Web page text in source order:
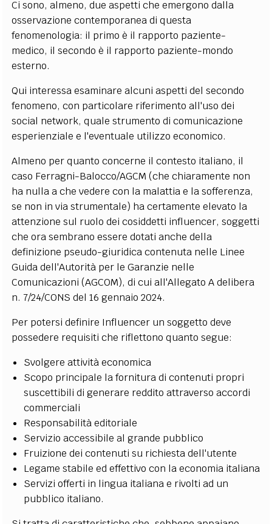
Ci sono, almeno, due aspetti che emergono dalla
osservazione contemporanea di questa
fenomenologia: il primo è il rapporto paziente-
medico, il secondo è il rapporto paziente-mondo
esterno.
Qui interessa esaminare alcuni aspetti del secondo
fenomeno, con particolare riferimento all'uso dei
social network, quale strumento di comunicazione
esperienziale e l'eventuale utilizzo economico.
Almeno per quanto concerne il contesto italiano, il
caso Ferragni-Balocco/AGCM (che chiaramente non
ha nulla a che vedere con la malattia e la sofferenza,
se non in via strumentale) ha certamente elevato la
attenzione sul ruolo dei cosiddetti influencer, soggetti
che ora sembrano essere dotati anche della
definizione pseudo-giuridica contenuta nelle Linee
Guida dell'Autorità per le Garanzie nelle
Comunicazioni (AGCOM), di cui all'Allegato A delibera
n. 7/24/CONS del 16 gennaio 2024.
Per potersi definire Influencer un soggetto deve
possedere requisiti che riflettono quanto segue:
Svolgere attività economica
Scopo principale la fornitura di contenuti propri
suscettibili di generare reddito attraverso accordi
commerciali
Responsabilità editoriale
Servizio accessibile al grande pubblico
Fruizione dei contenuti su richiesta dell'utente
Legame stabile ed effettivo con la economia italiana
Servizi offerti in lingua italiana e rivolti ad un
pubblico italiano.